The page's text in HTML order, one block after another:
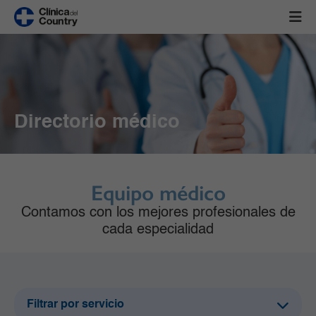
Directorio médico
Equipo médico
Contamos con los mejores profesionales de
cada especialidad
Filtrar por servicio